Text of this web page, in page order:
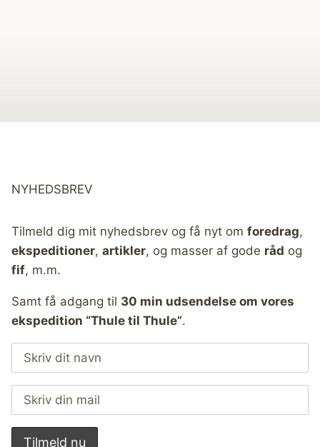
NYHEDSBREV
Tilmeld dig mit nyhedsbrev og få nyt om foredrag,
ekspeditioner, artikler, og masser af gode råd og
fif, m.m.
Samt få adgang til 30 min udsendelse om vores
ekspedition “Thule til Thule”.